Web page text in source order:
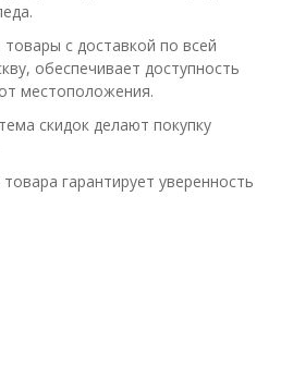
с доставкой по всей
обеспечивает доступность
местоположения.
скидок делают покупку
гарантирует уверенность